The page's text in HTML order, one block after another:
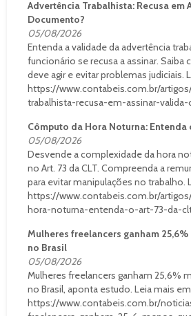
Advertência Trabalhista: Recusa em
Documento?
05/08/2026
Entenda a validade da advertência
funcionário se recusa a assinar. Saiba
deve agir e evitar problemas judiciais.
https://www.contabeis.com.br/
trabalhista-recusa-em-assinar-
Cômputo da Hora Noturna: Entenda
05/08/2026
Desvende a complexidade da hora
no Art. 73 da CLT. Compreenda a
para evitar manipulações no trabalho.
https://www.contabeis.com.br/
hora-noturna-entenda-o-art-73-da-
Mulheres freelancers ganham
no Brasil
05/08/2026
Mulheres freelancers ganham 25,6%
no Brasil, aponta estudo. Leia mais em
https://www.contabeis.com.br/